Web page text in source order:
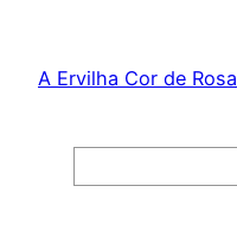
content
A Ervilha Cor de Rosa